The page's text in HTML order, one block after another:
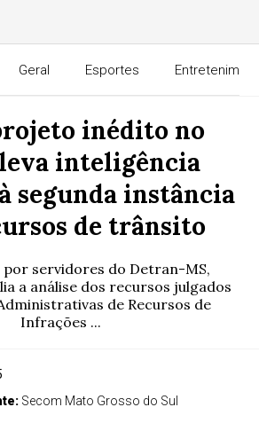
Geral Esportes
inédito no
inteligência
segunda instância
de trânsito
por servidores do Detran-MS,
a análise dos recursos julgados
de Recursos de
Infrações ...
Secom Mato Grosso do Sul